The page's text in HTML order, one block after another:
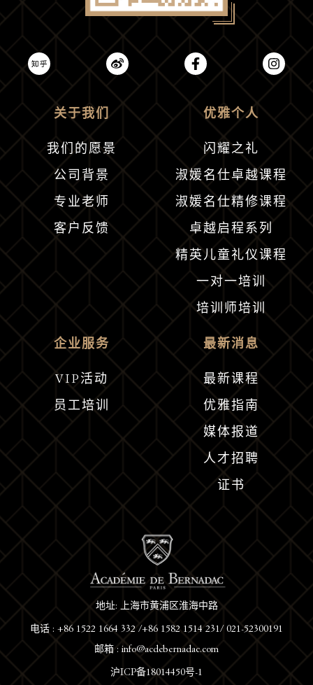
关于我们
我们的愿景
公司背景
专业老师
客户反馈
优雅个人
闪耀之礼
淑媛名仕卓越课程
淑媛名仕精修课程
卓越启程系列
精英儿童礼仪课程
一对一培训
培训师培训
地址: 上海市黄浦区淮海中路
电话 : +86 1522 1664 332 /+86 1582 1514 231/ 021-52300191
邮箱 : info@acdebernadac.com
沪ICP备18014450号-1
企业服务
VIP活动
员工培训
最新消息
最新课程
优雅指南
媒体报道
人才招聘
证书